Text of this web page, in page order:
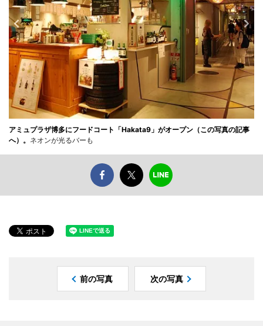
アミュプラザ博多にフードコート「Hakata9」がオープン（この写真の記事
へ）。 ネオンが光るバーも
前の写真 次の写真